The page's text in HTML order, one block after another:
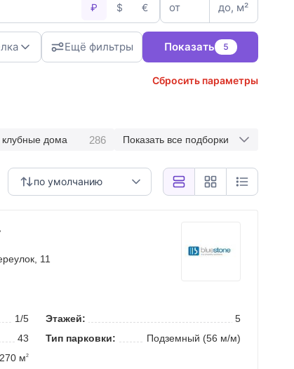
₽ $ € от до, м²
Ещё фильтры Показать 5
Сбросить параметры
клубные дома 286 Показать все подборки
по умолчанию
, 11
1/5 Этажей:
5
43 Тип парковки:
Подземный (56 м/м)
м2